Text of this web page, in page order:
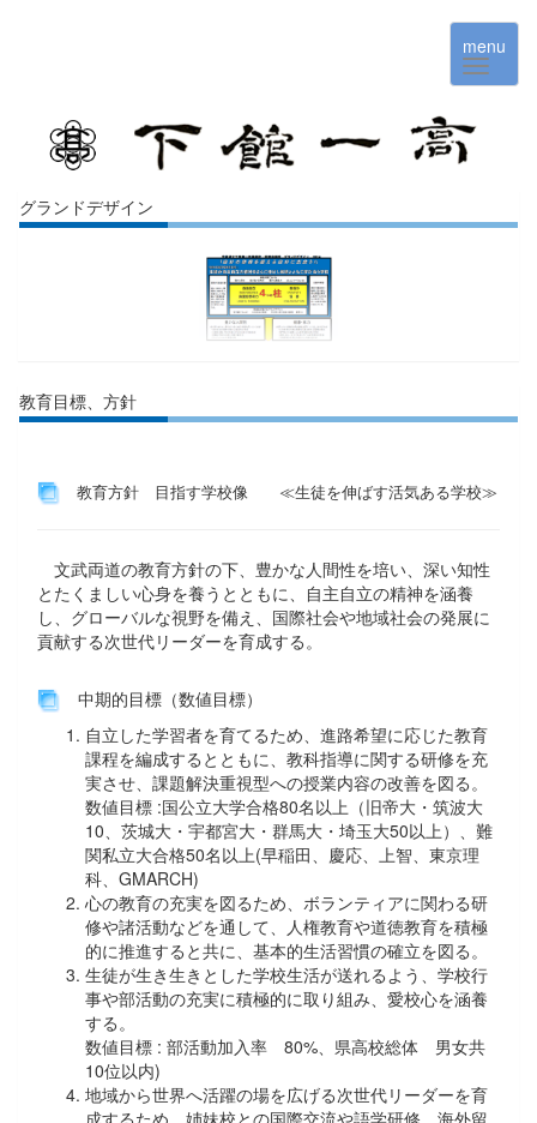
menu
グランドデザイン
教育目標、方針
教育方針 目指す学校像 ≪生徒を伸ばす活気ある学校≫
文武両道の教育方針の下、豊かな人間性を培い、深い知性
とたくましい心身を養うとともに、自主自立の精神を涵養
し、グローバルな視野を備え、国際社会や地域社会の発展に
貢献する次世代リーダーを育成する。
中期的目標（数値目標）
自立した学習者を育てるため、進路希望に応じた教育
課程を編成するとともに、教科指導に関する研修を充
実させ、課題解決重視型への授業内容の改善を図る。
数値目標 :国公立大学合格80名以上（旧帝大・筑波大
10、茨城大・宇都宮大・群馬大・埼玉大50以上）、難
関私立大合格50名以上(早稲田、慶応、上智、東京理
科、GMARCH)
心の教育の充実を図るため、ボランティアに関わる研
修や諸活動などを通して、人権教育や道徳教育を積極
的に推進すると共に、基本的生活習慣の確立を図る。
生徒が生き生きとした学校生活が送れるよう、学校行
事や部活動の充実に積極的に取り組み、愛校心を涵養
する。
数値目標 : 部活動加入率 80%、県高校総体 男女共
10位以内)
地域から世界へ活躍の場を広げる次世代リーダーを育
成するため、姉妹校との国際交流や語学研修、海外留